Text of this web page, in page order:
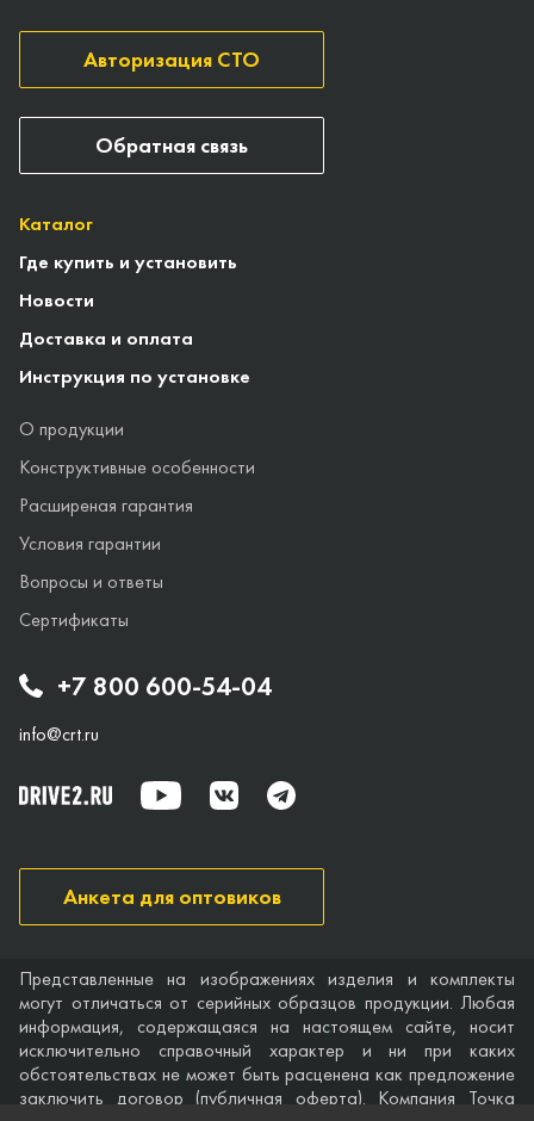
+7 800 600-54-04
info@crt.ru
Каталог
Где купить и установить
Новости
Доставка и оплата
Инструкция по установке
О продукции
Конструктивные особенности
Расширеная гарантия
Условия гарантии
Вопросы и ответы
Сертификаты
Авторизация СТО
Анкета для оптовиков
Обратная связь
Представленные на изображениях изделия и комплекты
могут отличаться от серийных образцов продукции. Любая
информация, содержащаяся на настоящем сайте, носит
исключительно справочный характер и ни при каких
обстоятельствах не может быть расценена как предложение
заключить договор (публичная оферта). Компания Точка